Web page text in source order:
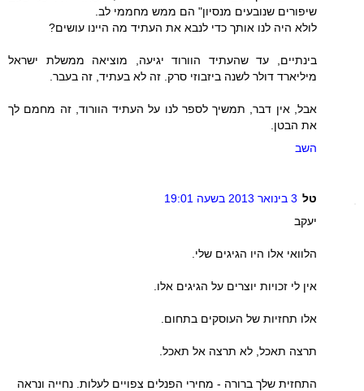
שיפורים שנובעים מנסיון" הם ממש מחממי לב.
לולא היה לנו אותך כדי לנבא את העתיד מה היינו עושים?
בינתיים, עד שהעתיד הוורוד יגיעה, מוציאה ממשלת ישראל
מיליארד דולר לשנה ביזבוזי סרק. זה לא בעתיד, זה בעבר.
אבל, אין דבר, תמשיך לספר לנו על העתיד הוורוד, זה מחמם לך
את הבטן.
השב
טל 3 בינואר 2013 בשעה 19:01
יעקב
הלוואי אלו היו הגיגים שלי.
אין לי זכויות יוצרים על הגיגים אלו.
אלו תחזיות של העוסקים בתחום.
תרצה תאכל, לא תרצה אל תאכל.
התחזית שלך ברורה - מחירי הפנלים צפויים לעלות. נחייה ונראה